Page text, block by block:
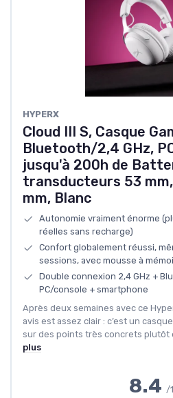
HYPERX
Cloud III S, Casque
Bluetooth/2,4 GHz,
jusqu'à 200h de
transducteurs 53 mm,
mm, Blanc
Autonomie vraiment énorme
réelles sans recharge)
Confort globalement réussi,
sessions, avec mousse à
Double connexion 2,4 GHz +
PC/console + smartphone
Après deux semaines avec ce
avis est assez clair : c’est un
sur des points très concrets plutôt
plus
8.4 /